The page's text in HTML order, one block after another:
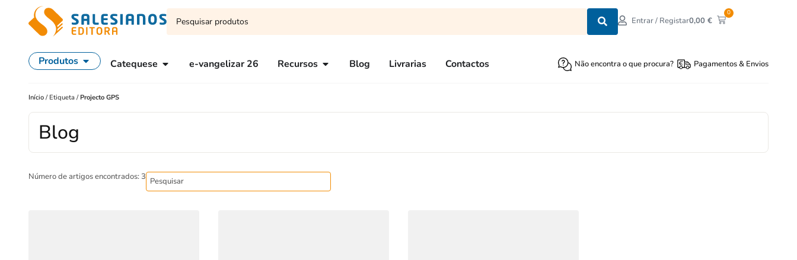
Entrar / Registar0,00€
0
Produtos Catequese e-vangelizar 26 Recursos Blog Livrarias Contactos Não encontra o que procura? Pagamentos & Envios
Início / Etiqueta /Projecto GPS
Blog
Número de artigos encontrados: 3